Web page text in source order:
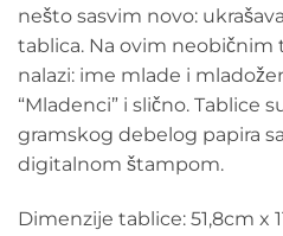
nešto sasvim novo:
tablica. Na ovim neobičnim
nalazi: ime mlade i
“Mladenci” i slično. Tablice
gramskog debelog papira
digitalnom štampom.
Dimenzije tablice: 51,8cm x